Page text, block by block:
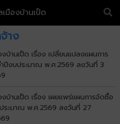
เมืองบ้านเป็ด
าง
งบ้านเป็ด เรื่อง เปลี่ยนแปลงแผนการ
ปีงบประมาณ พ.ศ.2569 ลงวันที่ 3
งบ้านเป็ด เรื่อง เผยแพร่แผนการจัดซื้อ
ระมาณ พ.ศ.2569 ลงวันที่ 27